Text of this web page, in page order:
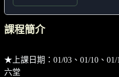
課程簡介
★上課日期：01/03、01/10、
六堂